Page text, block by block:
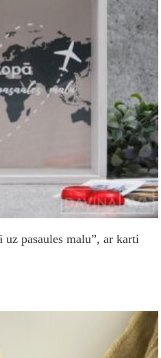
pasaules malu”, ar karti